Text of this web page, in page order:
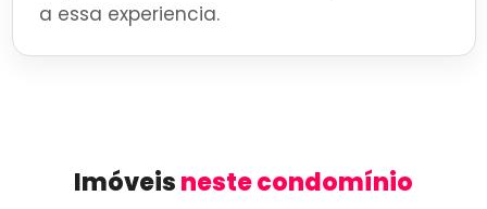
a essa experiencia.
Imóveisneste condomínio